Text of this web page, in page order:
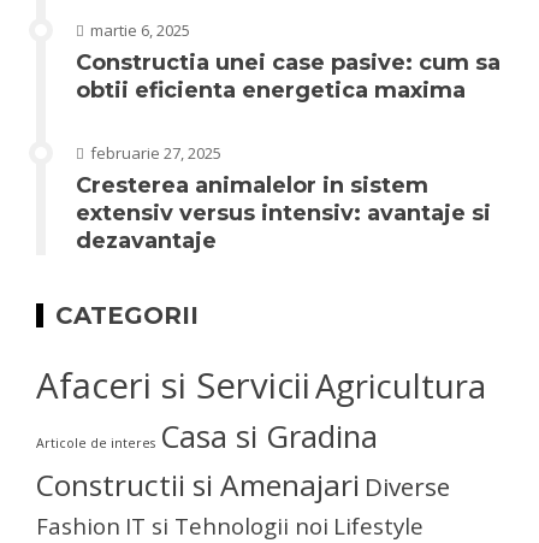
martie 6, 2025
Constructia unei case pasive: cum sa
obtii eficienta energetica maxima
februarie 27, 2025
Cresterea animalelor in sistem
extensiv versus intensiv: avantaje si
dezavantaje
CATEGORII
Afaceri si ServiciiAgricultura
Articole de interes Casa si Gradina
Constructii si Amenajari Diverse
Fashion IT si Tehnologii noi Lifestyle